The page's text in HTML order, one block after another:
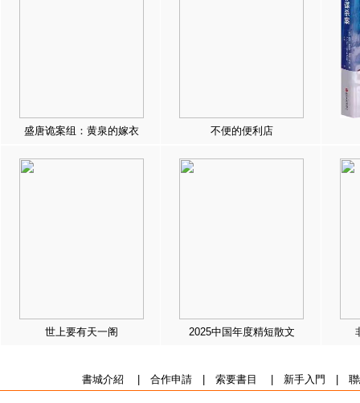
盛唐诡案组：黄泉的嫁衣 不便的便利店
世上要有天一阁 2025中国年度精短散文
書城介紹 合作申請| 索要書目 新手入門